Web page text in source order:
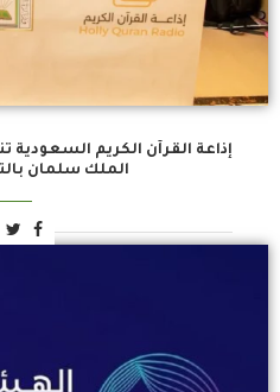
إذاعة القرآن الكريم
الملك سلمان